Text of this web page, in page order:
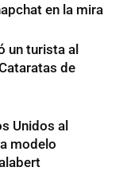
en la mira
un turista al
de
Unidos al
modelo